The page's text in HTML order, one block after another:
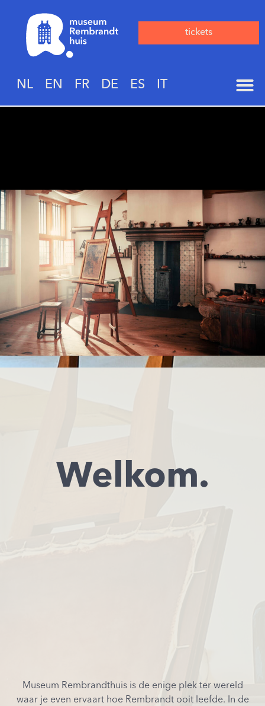
tickets
NL EN FR DE ES IT
Welkom.
Museum Rembrandthuis is de enige plek ter wereld
waar je even ervaart hoe Rembrandt ooit leefde. In de